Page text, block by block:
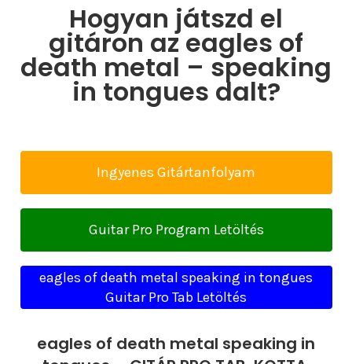
Hogyan játszd el
gitáron az eagles of
death metal – speaking
in tongues dalt?
Ingyenes Gitártanfolyam
Guitar Pro Program Letöltés
eagles of death metal speaking in tongues
Guitar Pro Tab Letöltés
eagles of death metal speaking in